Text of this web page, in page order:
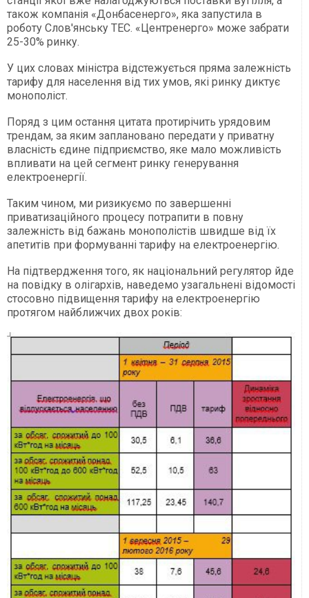
також компанія «Донбасенерго», яка запустила в
роботу Слов'янську ТЕС. «Центренерго» може забрати
25-30% ринку.
У цих словах міністра відстежується пряма залежність
тарифу для населення від тих умов, які ринку диктує
монополіст.
Поряд з цим остання цитата протирічить урядовим
трендам, за яким заплановано передати у приватну
власність єдине підприємство, яке мало можливість
впливати на цей сегмент ринку генерування
електроенергії.
Таким чином, ми ризикуємо по завершенні
приватизаційного процесу потрапити в повну
залежність від бажань монополістів швидше від їх
апетитів при формуванні тарифу на електроенергію.
На підтвердження того, як національний регулятор йде
на повідку в олігархів, наведемо узагальнені відомості
стосовно підвищення тарифу на електроенергію
протягом найближчих двох років: